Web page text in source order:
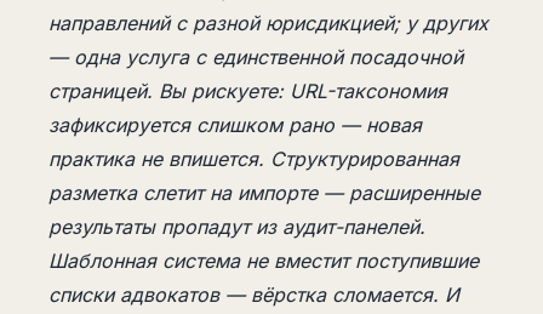
направлений с разной юрисдикцией; у других
— одна услуга с единственной посадочной
страницей. Вы рискуете: URL-таксономия
зафиксируется слишком рано — новая
практика не впишется. Структурированная
разметка слетит на импорте — расширенные
результаты пропадут из аудит-панелей.
Шаблонная система не вместит поступившие
списки адвокатов — вёрстка сломается. И